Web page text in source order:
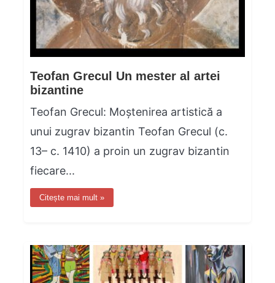
Teofan Grecul Un mester al artei
bizantine
Teofan Grecul: Moștenirea artistică a
unui zugrav bizantin Teofan Grecul (c.
13– c. 1410) a proin un zugrav bizantin
fiecare...
Citește mai mult »